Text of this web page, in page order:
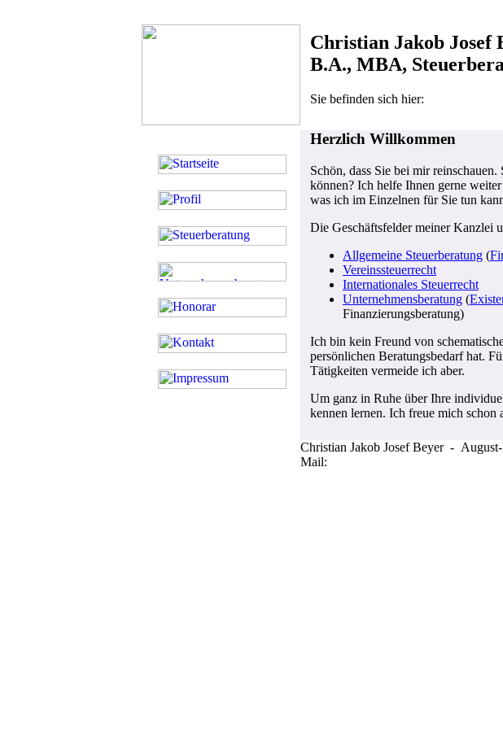
Christian Jakob Josef
B.A., MBA,
Sie befinden sich hier:
Herzlich Willkommen
Schön, dass Sie bei mir
können? Ich helfe Ihnen gerne
was ich im Einzelnen für Sie tun
Die Geschäftsfelder meiner Kanzlei
Allgemeine Steuerberatung (
Vereinssteuerrecht
Internationales Steuerrecht
Unternehmensberatung (
Finanzierungsberatung)
Ich bin kein Freund von
persönlichen Beratungsbedarf hat.
Tätigkeiten vermeide ich aber.
Um ganz in Ruhe über Ihre
kennen lernen. Ich freue mich schon
Christian Jakob Josef Beyer -
Mail: